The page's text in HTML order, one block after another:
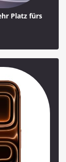
Platz fürs